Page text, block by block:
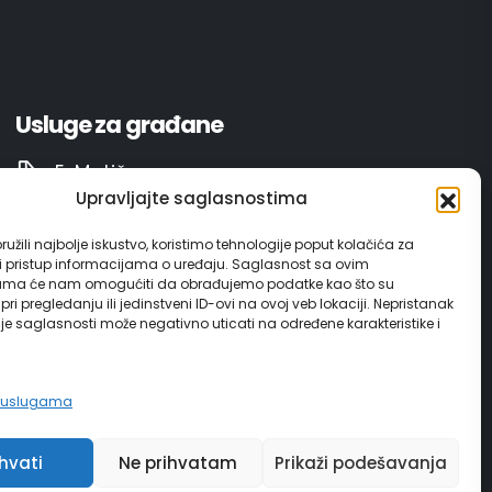
Upravljajte saglasnostima
najbolje iskustvo, koristimo tehnologije poput kolačića za
pristup informacijama o uređaju. Saglasnost sa ovim
će nam omogućiti da obrađujemo podatke kao što su
pregledanju ili jedinstveni ID-ovi na ovoj veb lokaciji. Nepristanak
saglasnosti može negativno uticati na određene karakteristike i
Ne prihvatam Prikaži podešavanja
Usluge za građane
E-Matičar
Invest in Gračanica
Vodič za građane